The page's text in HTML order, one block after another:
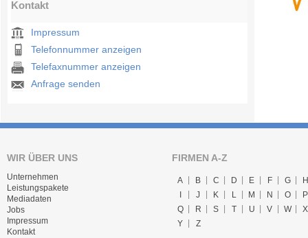
Kontakt
Impressum
Telefonnummer anzeigen
Telefaxnummer anzeigen
Anfrage senden
WIR ÜBER UNS
Unternehmen
Leistungspakete
Mediadaten
Jobs
Impressum
Kontakt
FIRMEN A-Z
A B C D E F G
H
J K L M N O
P
Q
R S T U V W
X
Y
Z